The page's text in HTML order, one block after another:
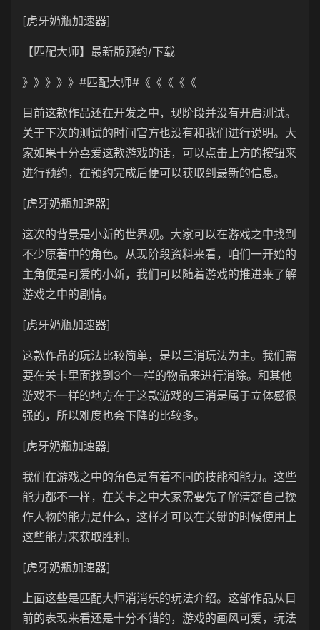
[虎牙奶瓶加速器]
【匹配大师】最新版预约/下载
》》》》》#匹配大师#《《《《《
目前这款作品还在开发之中，现阶段并没有开启测试。
关于下次的测试的时间官方也没有和我们进行说明。大
家如果十分喜爱这款游戏的话，可以点击上方的按钮来
进行预约，在预约完成后便可以获取到最新的信息。
[虎牙奶瓶加速器]
这次的背景是小新的世界观。大家可以在游戏之中找到
不少原著中的角色。从现阶段资料来看，咱们一开始的
主角便是可爱的小新，我们可以随着游戏的推进来了解
游戏之中的剧情。
[虎牙奶瓶加速器]
这款作品的玩法比较简单，是以三消玩法为主。我们需
要在关卡里面找到3个一样的物品来进行消除。和其他
游戏不一样的地方在于这款游戏的三消是属于立体感很
强的，所以难度也会下降的比较多。
[虎牙奶瓶加速器]
我们在游戏之中的角色是有着不同的技能和能力。这些
能力都不一样，在关卡之中大家需要先了解清楚自己操
作人物的能力是什么，这样才可以在关键的时候使用上
这些能力来获取胜利。
[虎牙奶瓶加速器]
上面这些是匹配大师消消乐的玩法介绍。这部作品从目
前的表现来看还是十分不错的，游戏的画风可爱，玩法